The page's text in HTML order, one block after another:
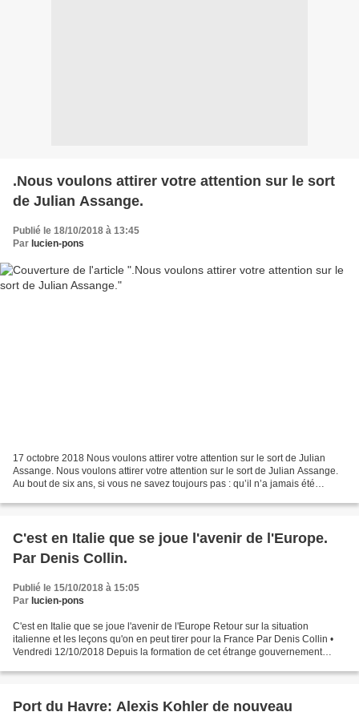
.Nous voulons attirer votre attention sur le sort
de Julian Assange.
Publié le 18/10/2018 à 13:45
Par lucien-pons
17 octobre 2018 Nous voulons attirer votre attention sur le sort de Julian
Assange. Nous voulons attirer votre attention sur le sort de Julian Assange.
Au bout de six ans, si vous ne savez toujours pas : qu’il n’a jamais été
C'est en Italie que se joue l'avenir de l'Europe.
Par Denis Collin.
Publié le 15/10/2018 à 15:05
Par lucien-pons
C'est en Italie que se joue l'avenir de l'Europe Retour sur la situation
italienne et les leçons qu'on en peut tirer pour la France Par Denis Collin •
Vendredi 12/10/2018 Depuis la formation de cet étrange gouvernement
Port du Havre: Alexis Kohler de nouveau